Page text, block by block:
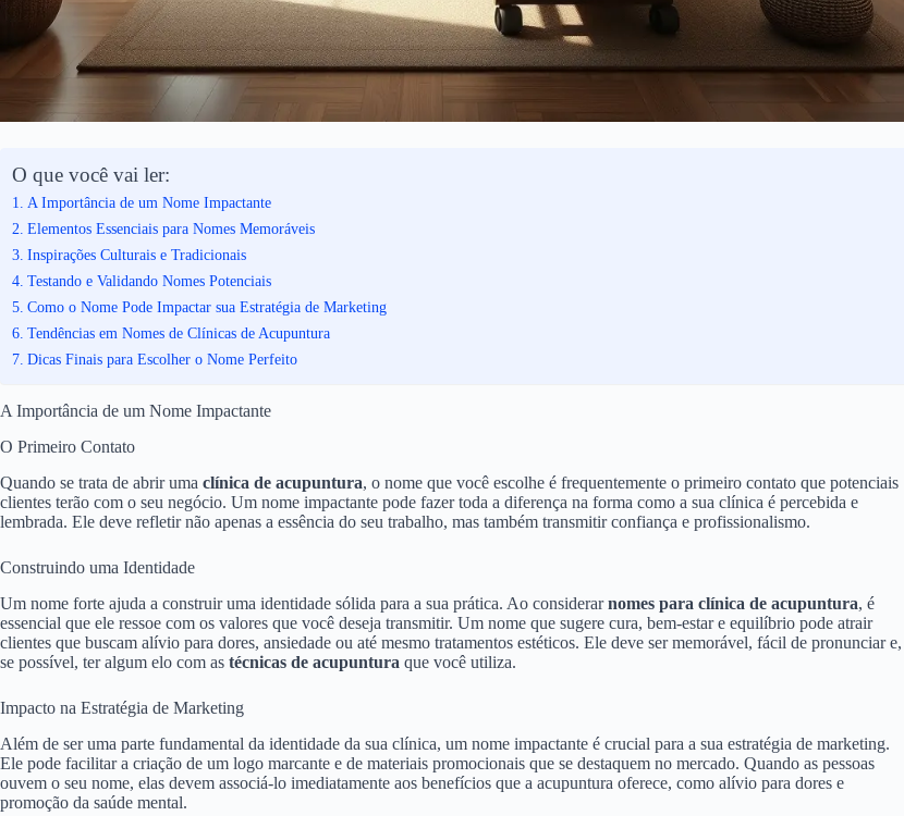
O que você vai ler:
A Importância de um Nome Impactante
Elementos Essenciais para Nomes Memoráveis
Inspirações Culturais e Tradicionais
Testando e Validando Nomes Potenciais
Como o Nome Pode Impactar sua Estratégia de Marketing
Tendências em Nomes de Clínicas de Acupuntura
Dicas Finais para Escolher o Nome Perfeito
A Importância de um Nome Impactante
O Primeiro Contato
Quando se trata de abrir uma clínica de acupuntura, o nome que você escolhe é frequentemente o primeiro contato que potenciais
clientes terão com o seu negócio. Um nome impactante pode fazer toda a diferença na forma como a sua clínica é percebida e
lembrada. Ele deve refletir não apenas a essência do seu trabalho, mas também transmitir confiança e profissionalismo.
Construindo uma Identidade
Um nome forte ajuda a construir uma identidade sólida para a sua prática. Ao considerarnomes para clínica de acupuntura, é
essencial que ele ressoe com os valores que você deseja transmitir. Um nome que sugere cura, bem-estar e equilíbrio pode atrair
clientes que buscam alívio para dores, ansiedade ou até mesmo tratamentos estéticos. Ele deve ser memorável, fácil de pronunciar e,
se possível, ter algum elo com as técnicas de acupuntura que você utiliza.
Impacto na Estratégia de Marketing
Além de ser uma parte fundamental da identidade da sua clínica, um nome impactante é crucial para a sua estratégia de marketing.
Ele pode facilitar a criação de um logo marcante e de materiais promocionais que se destaquem no mercado. Quando as pessoas
ouvem o seu nome, elas devem associá-lo imediatamente aos benefícios que a acupuntura oferece, como alívio para dores e
promoção da saúde mental.